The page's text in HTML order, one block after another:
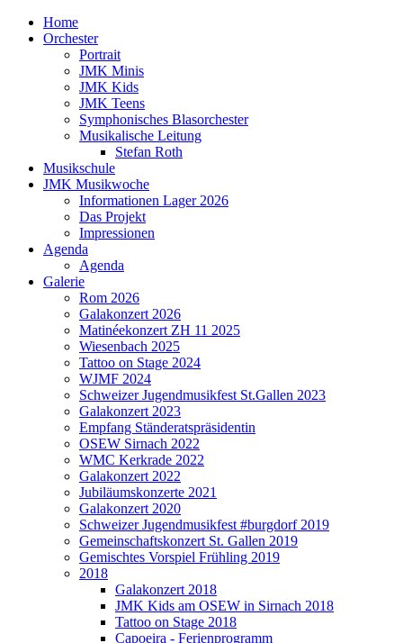
Home
Orchester
Portrait
JMK Minis
JMK Kids
JMK Teens
Symphonisches Blasorchester
Musikalische Leitung
Stefan Roth
Musikschule
JMK Musikwoche
Informationen Lager 2026
Das Projekt
Impressionen
Agenda
Agenda
Galerie
Rom 2026
Galakonzert 2026
Matinéekonzert ZH 11 2025
Wiesenbach 2025
Tattoo on Stage 2024
WJMF 2024
Schweizer Jugendmusikfest St.Gallen 2023
Galakonzert 2023
Empfang Ständeratspräsidentin
OSEW Sirnach 2022
WMC Kerkrade 2022
Galakonzert 2022
Jubiläumskonzerte 2021
Galakonzert 2020
Schweizer Jugendmusikfest #burgdorf 2019
Gemeinschaftskonzert St. Gallen 2019
Gemischtes Vorspiel Frühling 2019
2018
Galakonzert 2018
JMK Kids am OSEW in Sirnach 2018
Tattoo on Stage 2018
Capoeira - Ferienprogramm